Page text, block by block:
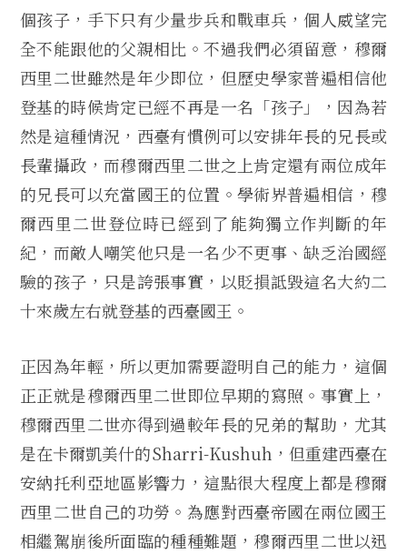
個孩子，手下只有少量步兵和戰車兵，個人威望完
全不能跟他的父親相比。不過我們必須留意，穆爾
西里二世雖然是年少即位，但歷史學家普遍相信他
登基的時候肯定已經不再是一名「孩子」，因為若
然是這種情況，西臺有慣例可以安排年長的兄長或
長輩攝政，而穆爾西里二世之上肯定還有兩位成年
的兄長可以充當國王的位置。學術界普遍相信，穆
爾西里二世登位時已經到了能夠獨立作判斷的年
紀，而敵人嘲笑他只是一名少不更事、缺乏治國經
驗的孩子，只是誇張事實，以貶損詆毀這名大約二
十來歲左右就登基的西臺國王。
正因為年輕，所以更加需要證明自己的能力，這個
正正就是穆爾西里二世即位早期的寫照。事實上，
穆爾西里二世亦得到過較年長的兄弟的幫助，尤其
是在卡爾凱美什的Sharri-Kushuh，但重建西臺在
安納托利亞地區影響力，這點很大程度上都是穆爾
西里二世自己的功勞。為應對西臺帝國在兩位國王
相繼駕崩後所面臨的種種難題，穆爾西里二世以迅